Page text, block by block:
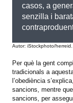
casos, a
senzilla i
Autor: iStockphoto/herreid.
Per què la gent
tradicionals a
l’obediència
sancions, mentre
sancions, per